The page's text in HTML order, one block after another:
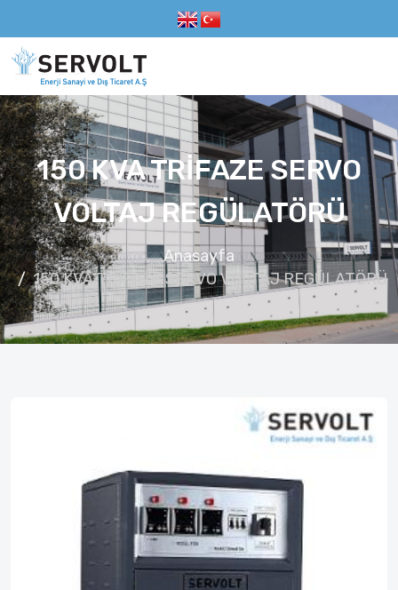
150 KVA TRİFAZE SERVO
VOLTAJ REGÜLATÖRÜ
Anasayfa
150 KVA TRİFAZE SERVO VOLTAJ REGÜLATÖRÜ